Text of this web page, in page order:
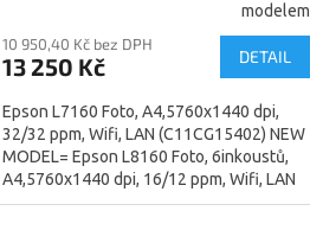
modelem
10 950,40 Kč bez DPH
13 250 Kč DETAIL
Epson L7160 Foto, A4,5760x1440 dpi,
32/32 ppm, Wifi, LAN (C11CG15402) NEW
MODEL= Epson L8160 Foto, 6inkoustů,
A4,5760x1440 dpi, 16/12 ppm, Wifi, LAN
(C11CJ20402)...